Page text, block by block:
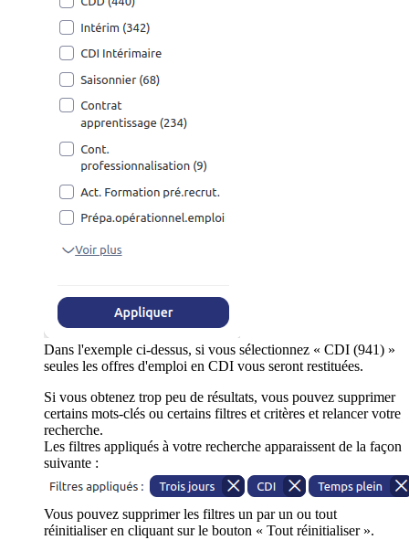
Dans l'exemple ci-dessus, si vous sélectionnez « CDI (941) »
seules les offres d'emploi en CDI vous seront restituées.
Si vous obtenez trop peu de résultats, vous pouvez supprimer
certains mots-clés ou certains filtres et critères et relancer votre
recherche.
Les filtres appliqués à votre recherche apparaissent de la façon
suivante :
Vous pouvez supprimer les filtres un par un ou tout
réinitialiser en cliquant sur le bouton « Tout réinitialiser ».